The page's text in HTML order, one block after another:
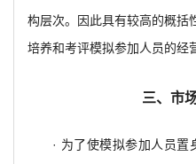
构层次。因此具有较高的概括
培养和考评模拟参加人员的经
三、市
· 为了使模拟参加人员